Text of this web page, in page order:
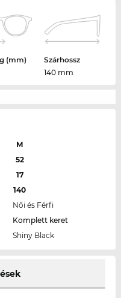
(mm)
Szárhossz
140 mm
M
52
17
140
Női és Férfi
Komplett keret
Shiny Black